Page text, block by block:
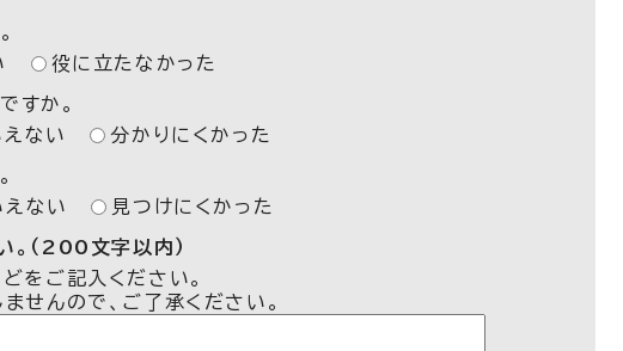
役に立たなかった
すか。
ない
分かりにくかった
えない
見つけにくかった
。（200文字以内）
をご記入ください。
せんので、ご了承ください。